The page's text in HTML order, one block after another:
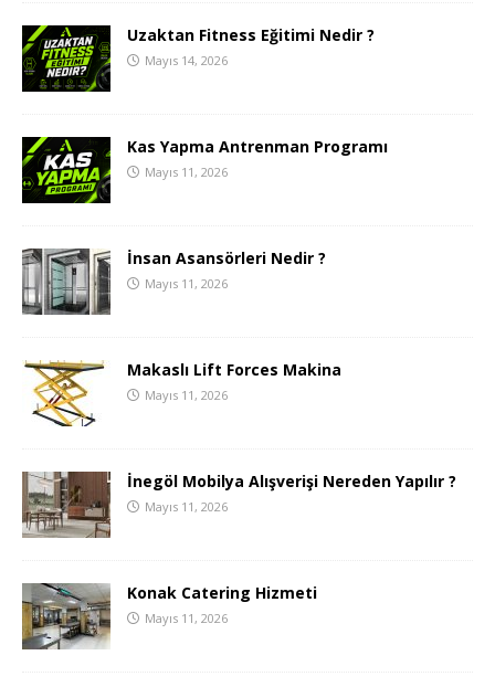
Uzaktan Fitness Eğitimi Nedir ?
Mayıs 14, 2026
Kas Yapma Antrenman Programı
Mayıs 11, 2026
İnsan Asansörleri Nedir ?
Mayıs 11, 2026
Makaslı Lift Forces Makina
Mayıs 11, 2026
İnegöl Mobilya Alışverişi Nereden Yapılır ?
Mayıs 11, 2026
Konak Catering Hizmeti
Mayıs 11, 2026